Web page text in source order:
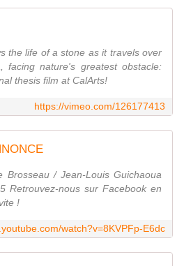
the life of a stone as it travels over
facing nature's greatest obstacle:
thesis film at CalArts!
https://vimeo.com/126177413
Brosseau / Jean-Louis Guichaoua
Retrouvez-nous sur Facebook en
!
watch?v=8KVPFp-E6dc